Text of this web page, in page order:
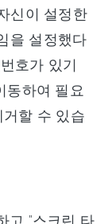
신이 설정한
을 설정했다
호가 있기
동하여 필요
할 수 있습
고 "스크린 타